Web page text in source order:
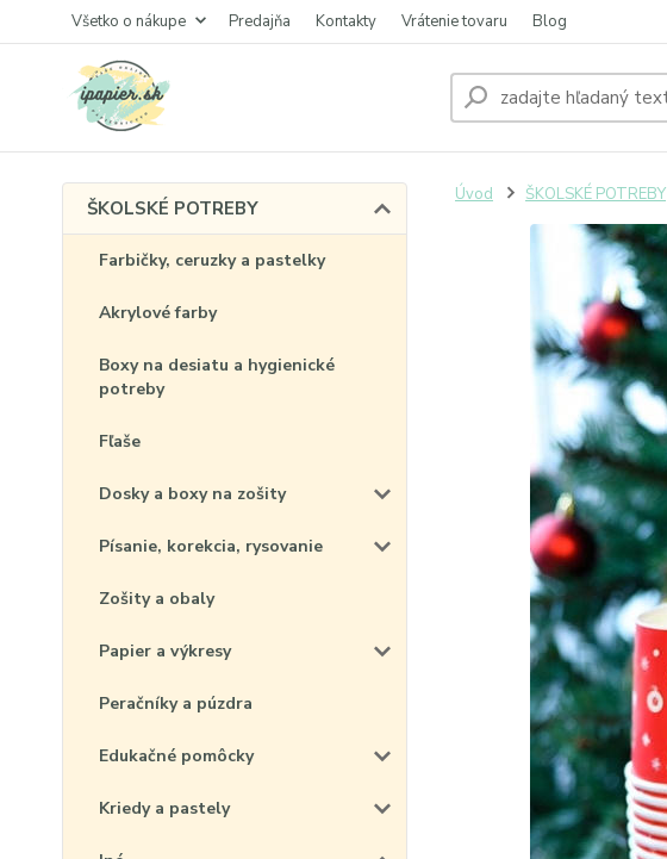
Všetko o nákupe Predajňa Kontakty Vrátenie tovaru Blog
ŠKOLSKÉ POTREBY
Farbičky, ceruzky a pastelky
Akrylové farby
Boxy na desiatu a hygienické
potreby
Fľaše
Dosky a boxy na zošity
Písanie, korekcia, rysovanie
Zošity a obaly
Papier a výkresy
Peračníky a púzdra
Edukačné pomôcky
Kriedy a pastely
Úvod ŠKOLSKÉ POTREBY